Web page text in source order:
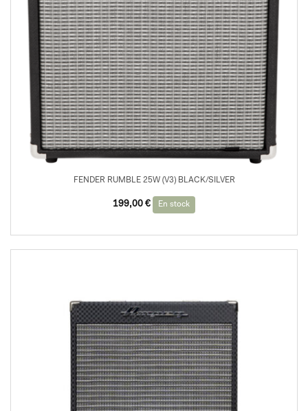
FENDER RUMBLE 25W (V3) BLACK/SILVER
199,00 € En stock